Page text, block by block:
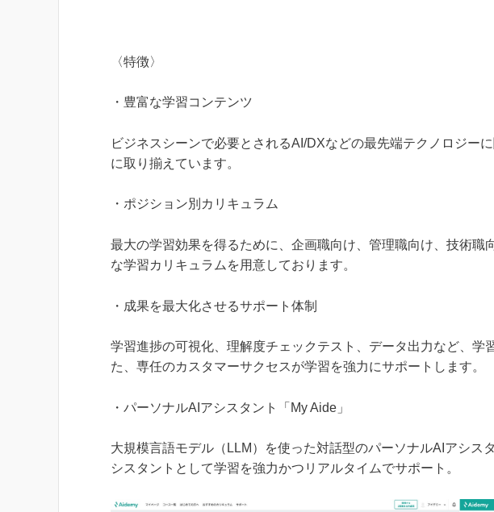
〈特徴〉
・豊富な学習コンテンツ
ビジネスシーンで必要とされるAI/DXなどの最先端テクノロジー
に取り揃えています。
・ポジション別カリキュラム
最大の学習効果を得るために、企画職向け、管理職向け、技術職
な学習カリキュラムを用意しております。
・成果を最大化させるサポート体制
学習進捗の可視化、理解度チェックテスト、データ出力など、学
た、専任のカスタマーサクセスが学習を強力にサポートします。
・パーソナルAIアシスタント「My Aide」
大規模言語モデル（LLM）を使った対話型のパーソナルAIアシス
シスタントとして学習を強力かつリアルタイムでサポート。